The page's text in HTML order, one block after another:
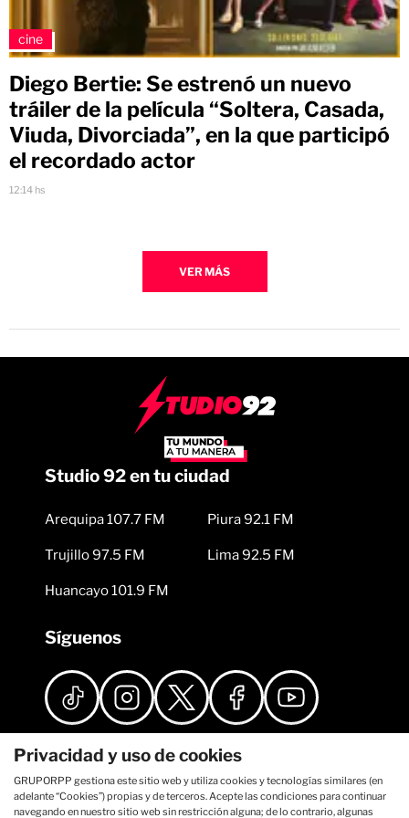
cine
Diego Bertie: Se estrenó un nuevo
tráiler de la película “Soltera, Casada,
Viuda, Divorciada”, en la que participó
el recordado actor
12:14 hs
VER MÁS
Studio 92 en tu ciudad
Arequipa 107.7 FM
Trujillo 97.5 FM
Huancayo 101.9 FM
Piura 92.1 FM
Lima 92.5 FM
Síguenos
Privacidad y uso de cookies
GRUPORPP gestiona este sitio web y utiliza cookies y tecnologías similares (en
adelante “Cookies”) propias y de terceros. Acepte las condiciones para continuar
navegando en nuestro sitio web sin restricción alguna; de lo contrario, algunas